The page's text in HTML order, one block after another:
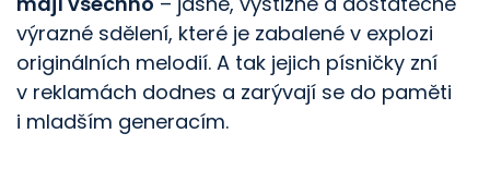
výrazné sdělení, které je zabalené v explozi
originálních melodií. A tak jejich písničky zní
v reklamách dodnes a zarývají se do paměti
i mladším generacím.